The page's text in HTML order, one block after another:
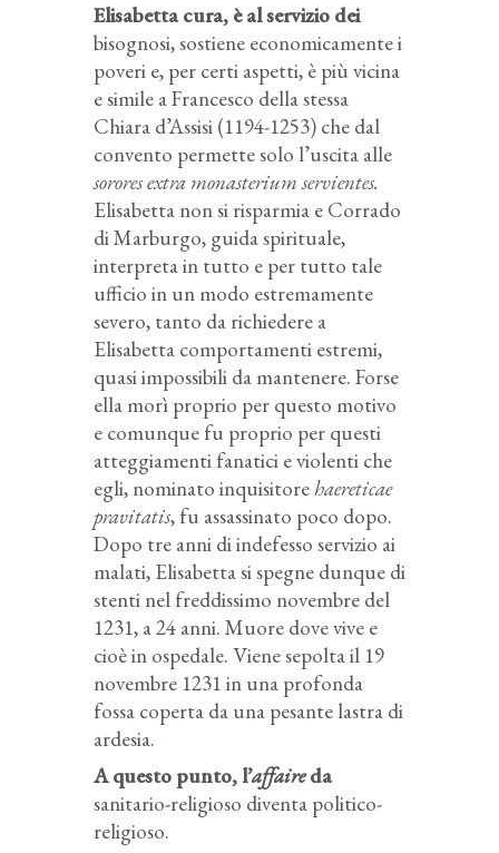
Elisabetta cura, è al servizio dei
bisognosi, sostiene economicamente i
poveri e, per certi aspetti, è più vicina
e simile a Francesco della stessa
Chiara d’Assisi (1194-1253) che dal
convento permette solo l’uscita alle
sorores extra monasterium servientes.
Elisabetta non si risparmia e Corrado
di Marburgo, guida spirituale,
interpreta in tutto e per tutto tale
ufficio in un modo estremamente
severo, tanto da richiedere a
Elisabetta comportamenti estremi,
quasi impossibili da mantenere. Forse
ella morì proprio per questo motivo
e comunque fu proprio per questi
atteggiamenti fanatici e violenti che
egli, nominato inquisitorehaereticae
pravitatis, fu assassinato poco dopo.
Dopo tre anni di indefesso servizio ai
malati, Elisabetta si spegne dunque di
stenti nel freddissimo novembre del
1231, a 24 anni. Muore dove vive e
cioè in ospedale. Viene sepolta il 19
novembre 1231 in una profonda
fossa coperta da una pesante lastra di
ardesia.
A questo punto, l’affaireda
sanitario-religioso diventa politico-
religioso.